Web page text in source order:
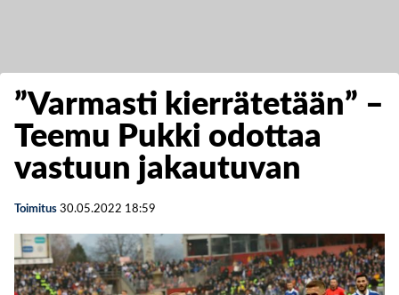
”Varmasti kierrätetään” –
Teemu Pukki odottaa
vastuun jakautuvan
Toimitus 30.05.2022 18:59